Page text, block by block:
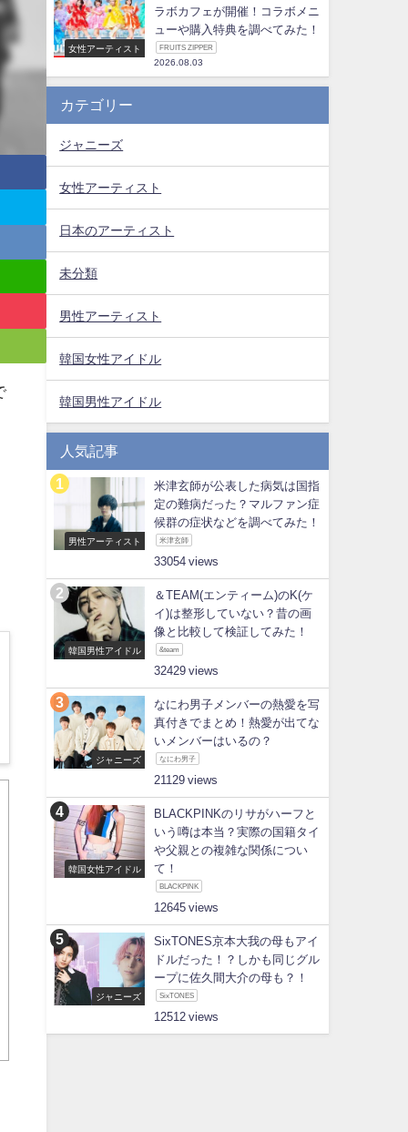
女性アーティスト
ラボカフェが開催！コラボメニ
ューや購入特典を調べてみた！
FRUITS ZIPPER
2026.08.03
カテゴリー
ジャニーズ
女性アーティスト
日本のアーティスト
未分類
男性アーティスト
韓国女性アイドル
韓国男性アイドル
人気記事
男性アーティスト
米津玄師が公表した病気は国指
定の難病だった？マルファン症
候群の症状などを調べてみた！
米津玄師
33054
韓国男性アイドル
＆TEAM(エンティーム)のK(ケ
イ)は整形していない？昔の画
像と比較して検証してみた！
&team
32429
ジャニーズ
なにわ男子メンバーの熱愛を写
真付きでまとめ！熱愛が出てな
いメンバーはいるの？
なにわ男子
21129
韓国女性アイドル
BLACKPINKのリサがハーフと
いう噂は本当？実際の国籍タイ
や父親との複雑な関係につい
て！
BLACKPINK
12645
ジャニーズ
SixTONES京本大我の母もアイ
ドルだった！？しかも同じグル
ープに佐久間大介の母も？！
SixTONES
12512